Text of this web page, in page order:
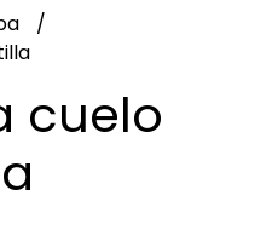
cuelo